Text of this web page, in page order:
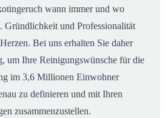
wann immer und wo
Gründlichkeit und Professionalität
Bei uns erhalten Sie daher
um Ihre Reinigungswünsche für die
im 3,6 Millionen Einwohner
zu definieren und mit Ihren
zusammenzustellen.